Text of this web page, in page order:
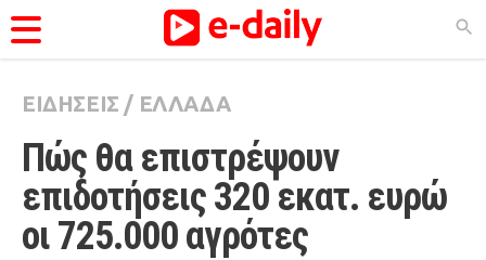
ΚΑΤΗΓΟΡΊΕΣ
Ειδήσεις
Θέματα
Videos
ΕΙΔΗΣΕΙΣ / ΕΛΛΑΔΑ
Πώς θα επιστρέψουν
επιδοτήσεις 320 εκατ. ευρώ
οι 725.000 αγρότες